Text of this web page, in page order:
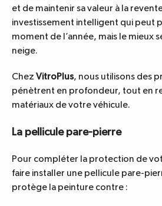
et de maintenir sa valeur à la
investissement intelligent qui peut
moment de l’année, mais le mieux
neige.
Chez VitroPlus, nous utilisons des
pénètrent en profondeur, tout en
matériaux de votre véhicule.
La pellicule pare-pierre
Pour compléter la protection de
faire installer une pellicule pare-
protège la peinture contre :